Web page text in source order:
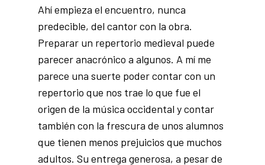
Ahí empieza el encuentro, nunca
predecible, del cantor con la obra.
Preparar un repertorio medieval puede
parecer anacrónico a algunos. A mí me
parece una suerte poder contar con un
repertorio que nos trae lo que fue el
origen de la música occidental y contar
también con la frescura de unos alumnos
que tienen menos prejuicios que muchos
adultos. Su entrega generosa, a pesar de